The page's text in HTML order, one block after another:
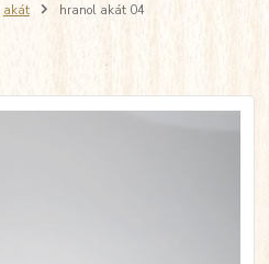
akát hranol akát 04